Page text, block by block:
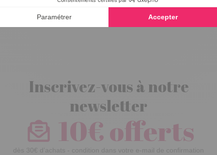
repasser fleurs
Inscrivez-vous à notre
newsletter
10€ offerts
dès 30€ d’achats - condition dans votre e-mail de confirmation